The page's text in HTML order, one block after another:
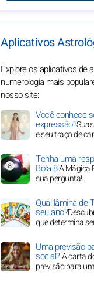
Aplicativos
Explore os aplicativos de
numerologia mais
nosso site:
Você conhece
expressão?
e seu traço de
Tenha uma
Bola 8!A Mágica
sua pergunta!
Qual lâmina de
seu ano?
que determina
Uma previsão
social?A carta
previsão para